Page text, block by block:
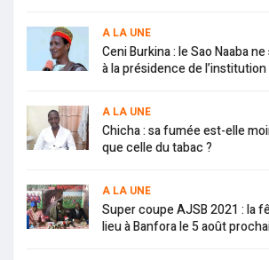
A LA UNE
Ceni Burkina : le Sao Naaba
à la présidence de l’institution
A LA UNE
Chicha : sa fumée est-elle
que celle du tabac ?
A LA UNE
Super coupe AJSB 2021 : la
lieu à Banfora le 5 août